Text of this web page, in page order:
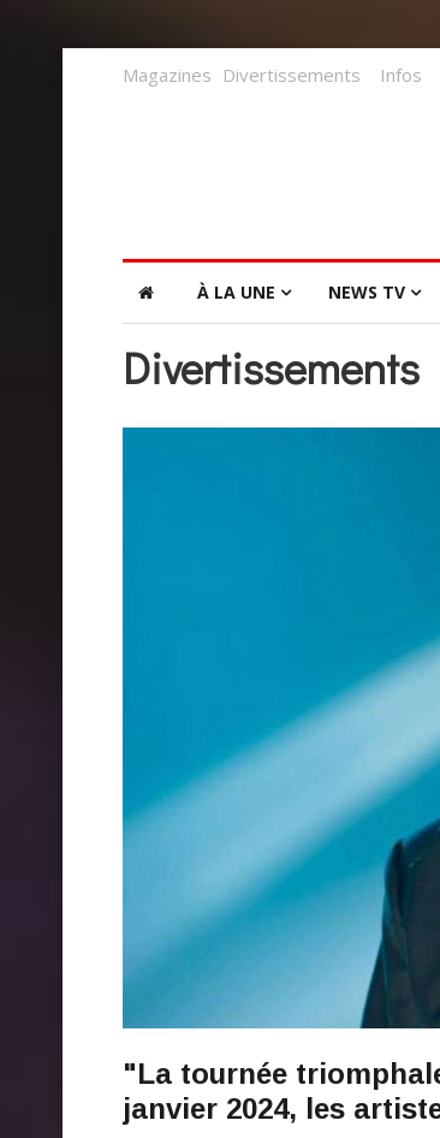
Magazines Divertissements Infos
À LA UNE NEWS TV
Divertissements
"La tournée
janvier 2024, les